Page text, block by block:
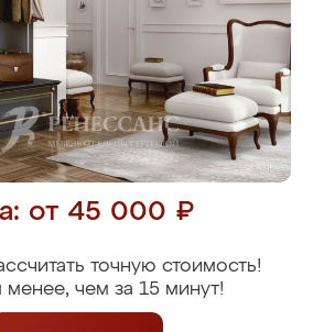
от 45 000 ₽
точную стоимость!
менее, чем за 15 минут!